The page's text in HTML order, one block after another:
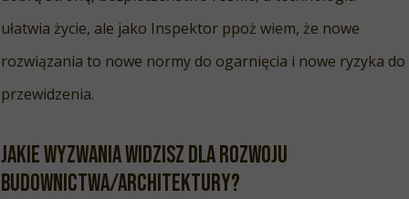
ułatwia życie, ale jako Inspektor ppoż wiem, że nowe
rozwiązania to nowe normy do ogarnięcia i nowe ryzyka do
przewidzenia.
Jakie wyzwania widzisz dla rozwoju
budownictwa/architektury?